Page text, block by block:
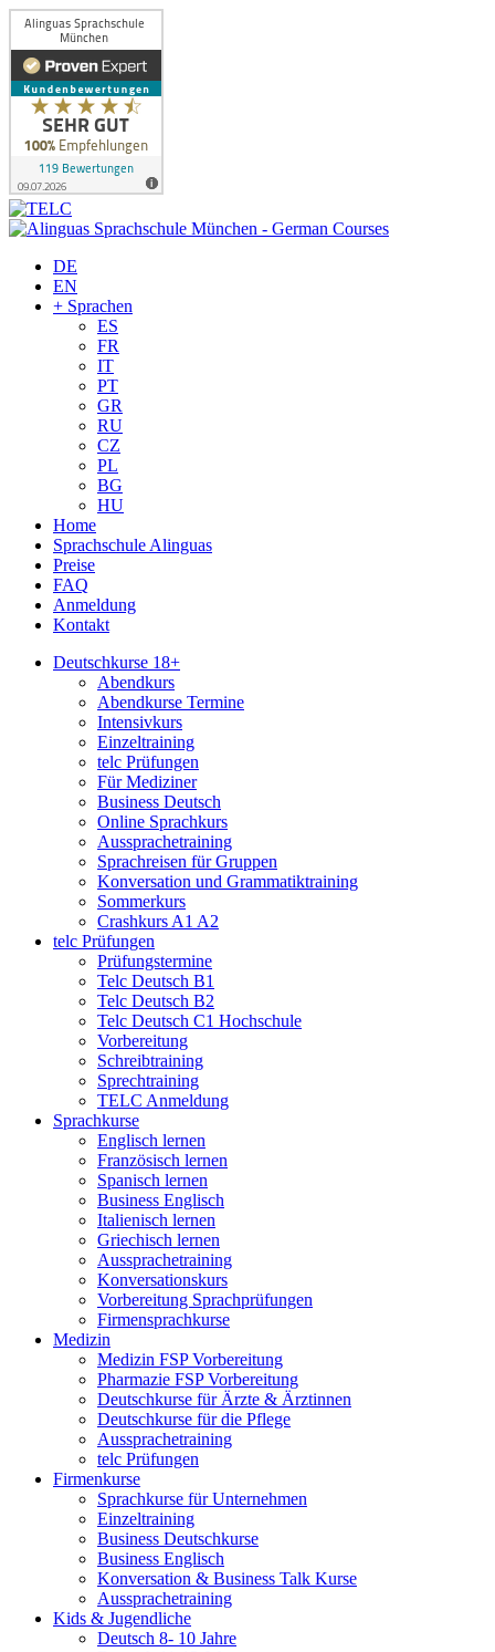
DE
EN
+ Sprachen
ES
FR
IT
PT
GR
RU
CZ
PL
BG
HU
Home
Sprachschule Alinguas
Preise
FAQ
Anmeldung
Kontakt
Deutschkurse 18+
Abendkurs
Abendkurse Termine
Intensivkurs
Einzeltraining
telc Prüfungen
Für Mediziner
Business Deutsch
Online Sprachkurs
Aussprachetraining
Sprachreisen für Gruppen
Konversation und Grammatiktraining
Sommerkurs
Crashkurs A1 A2
telc Prüfungen
Prüfungstermine
Telc Deutsch B1
Telc Deutsch B2
Telc Deutsch C1 Hochschule
Vorbereitung
Schreibtraining
Sprechtraining
TELC Anmeldung
Sprachkurse
Englisch lernen
Französisch lernen
Spanisch lernen
Business Englisch
Italienisch lernen
Griechisch lernen
Aussprachetraining
Konversationskurs
Vorbereitung Sprachprüfungen
Firmensprachkurse
Medizin
Medizin FSP Vorbereitung
Pharmazie FSP Vorbereitung
Deutschkurse für Ärzte & Ärztinnen
Deutschkurse für die Pflege
Aussprachetraining
telc Prüfungen
Firmenkurse
Sprachkurse für Unternehmen
Einzeltraining
Business Deutschkurse
Business Englisch
Konversation & Business Talk Kurse
Aussprachetraining
Kids & Jugendliche
Deutsch 8- 10 Jahre